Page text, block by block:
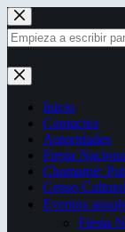
Saltar
al
contenido
Sin
resultados
Inicio
Contactos
Autoridades
Fiesta
Chamamé:
Censo
Eventos
Fiesta